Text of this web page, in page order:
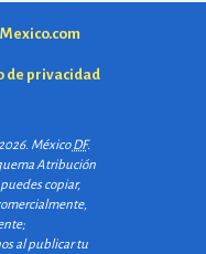
de privacidad
MéxicoDF.
Atribución
puedes copiar,
al publicar tu